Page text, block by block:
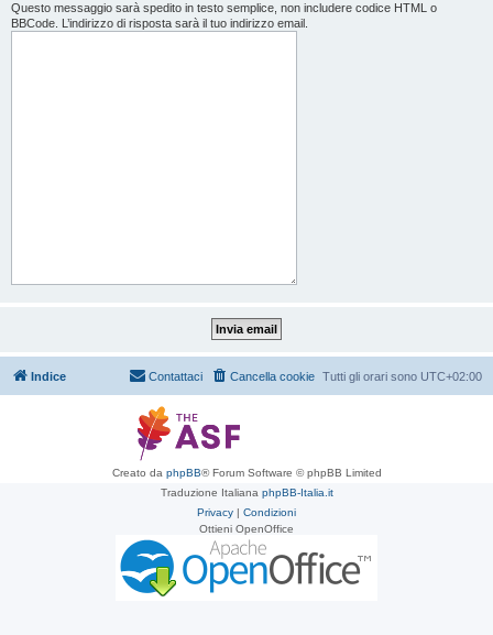
Questo messaggio sarà spedito in testo semplice, non includere codice HTML o
BBCode. L’indirizzo di risposta sarà il tuo indirizzo email.
Indice Tutti gli orari sono UTC+02:00
Cancella cookie
Contattaci
Creato da phpBB® Forum Software © phpBB Limited
Traduzione Italiana phpBB-Italia.it
Privacy | Condizioni
Ottieni OpenOffice